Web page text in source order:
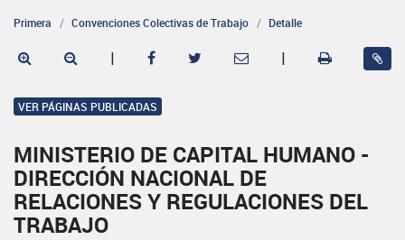
Primera Convenciones Colectivas de Trabajo Detalle
| |
VER PÁGINAS PUBLICADAS
MINISTERIO DE CAPITAL HUMANO -
DIRECCIÓN NACIONAL DE
RELACIONES Y REGULACIONES DEL
TRABAJO